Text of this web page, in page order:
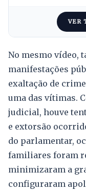
VER
No mesmo vídeo,
manifestações
exaltação de
uma das vítimas.
judicial, houve
e extorsão
do parlamentar,
familiares foram
minimizaram a
configuraram